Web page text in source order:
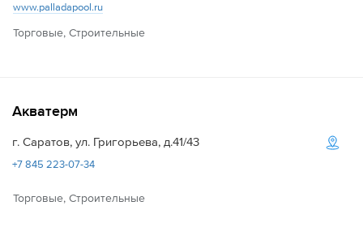
www.palladapool.ru
Торговые, Строительные
Акватерм
г. Саратов, ул. Григорьева, д.41/43
+7 845 223-07-34
Торговые, Строительные